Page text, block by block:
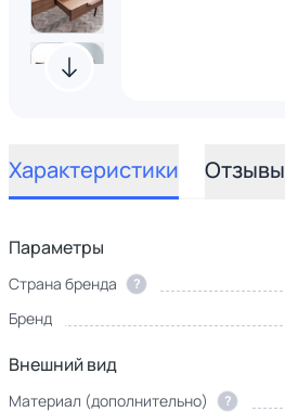
Характеристики Отзывы
Параметры
Страна бренда ?
Бренд
Внешний вид
Материал (дополнительно) ?